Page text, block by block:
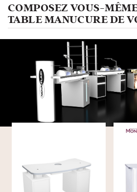
COMPOSEZ VOUS-
TABLE MANUCURE DE
(130cm) MONTANA
SMART